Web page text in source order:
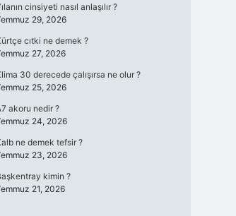
cinsiyeti nasıl anlaşılır ?
29, 2026
cıtki ne demek ?
27, 2026
30 derecede çalışırsa ne olur ?
25, 2026
akoru nedir ?
24, 2026
ne demek tefsir ?
23, 2026
kimin ?
21, 2026